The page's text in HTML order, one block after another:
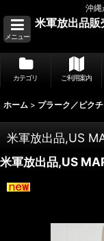
沖縄
メニュー
米軍放出品
カテゴリ ご利用案内
ホーム > プラーク／ピク
米軍放出品,US
米軍放出品,US